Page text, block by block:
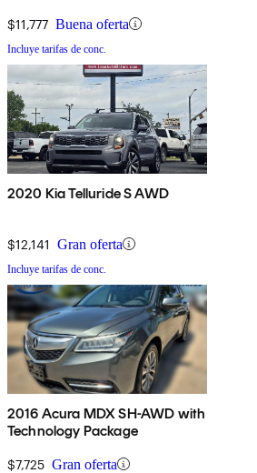
$11,777 Buena oferta
Incluye tarifas de conc.
2020 Kia Telluride S AWD
$12,141 Gran oferta
Incluye tarifas de conc.
2016 Acura MDX SH-AWD with
Technology Package
$7,725 Gran oferta